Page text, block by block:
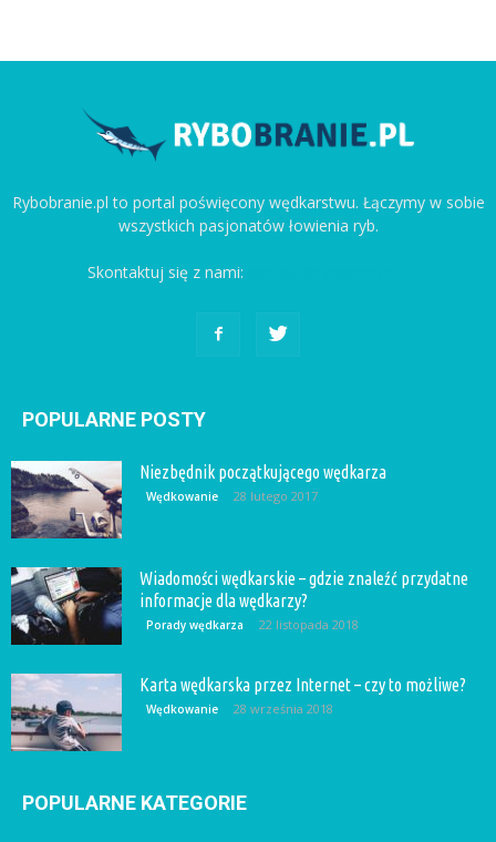
Rybobranie.pl to portal poświęcony wędkarstwu. Łączymy w sobie
wszystkich pasjonatów łowienia ryb.
Skontaktuj się z nami:
POPULARNE POSTY
Niezbędnik początkującego wędkarza
Wędkowanie 28 lutego 2017
Wiadomości wędkarskie – gdzie znaleźć przydatne
informacje dla wędkarzy?
Porady wędkarza 22 listopada 2018
Karta wędkarska przez Internet – czy to możliwe?
Wędkowanie 28 września 2018
POPULARNE KATEGORIE